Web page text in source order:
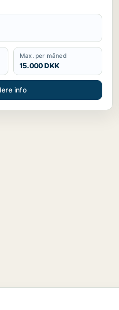
Max. per måned
15.000 DKK
info
m.fl.